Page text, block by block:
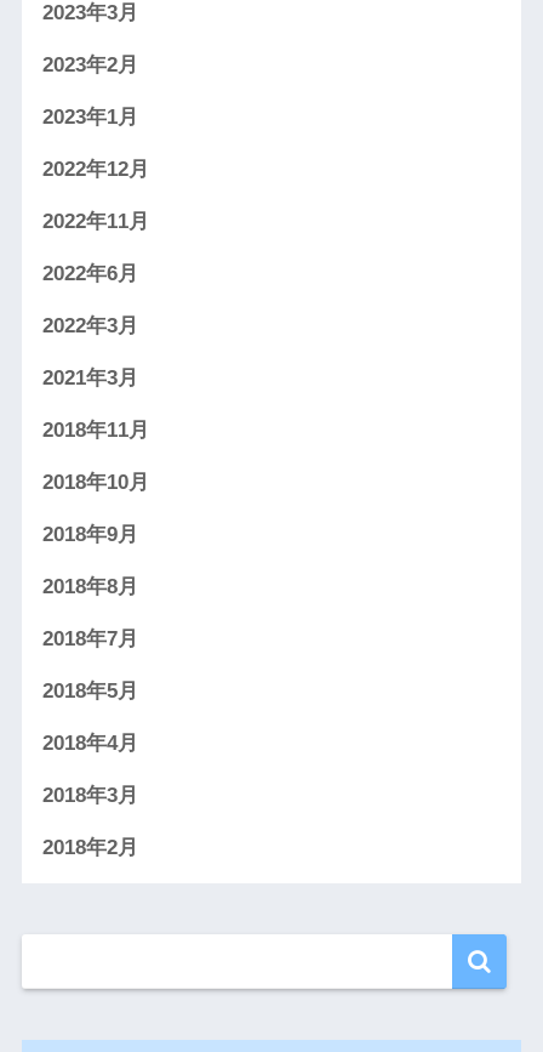
2023年3月
2023年2月
2023年1月
2022年12月
2022年11月
2022年6月
2022年3月
2021年3月
2018年11月
2018年10月
2018年9月
2018年8月
2018年7月
2018年5月
2018年4月
2018年3月
2018年2月